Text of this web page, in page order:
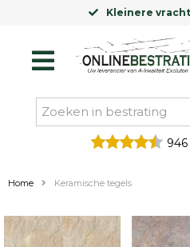
946
Home Keramische tegels